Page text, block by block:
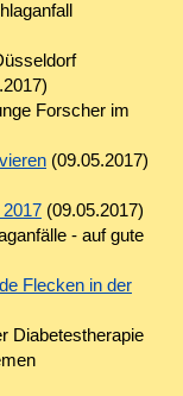
Forscher im
(09.05.2017)
(09.05.2017)
- auf gute
Flecken in der
Diabetestherapie